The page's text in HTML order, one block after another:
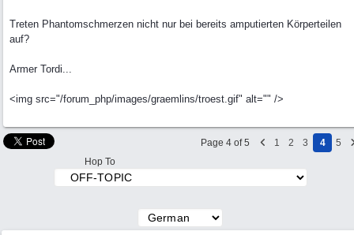
Treten Phantomschmerzen nicht nur bei bereits amputierten Körperteilen
auf?
Armer Tordi...
<img src="/forum_php/images/graemlins/troest.gif" alt="" />
Page 4 of 5 1 2 3 4
5
Hop To